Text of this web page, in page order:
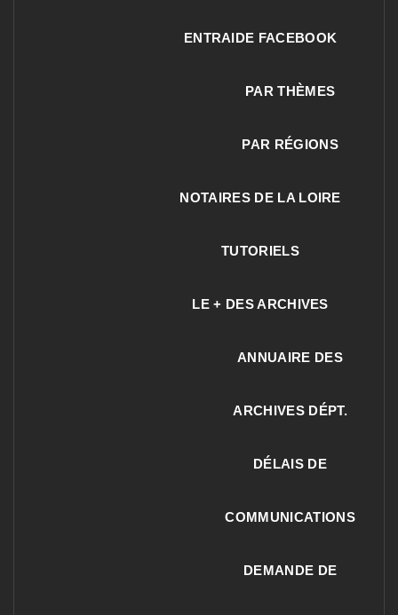
ENTRAIDE FACEBOOK
PAR THÈMES
PAR RÉGIONS
NOTAIRES DE LA LOIRE
TUTORIELS
LE + DES ARCHIVES
ANNUAIRE DES
ARCHIVES DÉPT.
DÉLAIS DE
COMMUNICATIONS
DEMANDE DE